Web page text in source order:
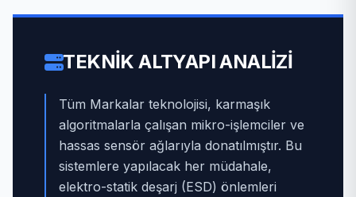
TEKNIK ALTYAPI ANALIZI
Tüm Markalar teknolojisi, karmaşık
algoritmalarla çalışan mikro-işlemciler ve
hassas sensör ağlarıyla donatılmıştır. Bu
sistemlere yapılacak her müdahale,
elektro-statik deşarj (ESD) önlemleri